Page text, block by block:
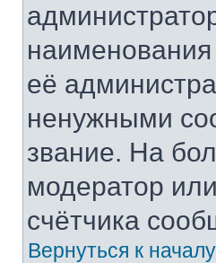
её
ненужными
звание. На
модератор
счётчика
Вернуться к началу